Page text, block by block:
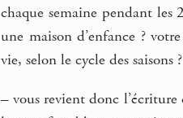
chaque semaine pendant
une maison d’enfance ?
vie, selon le cycle des saisons ?
– vous revient donc